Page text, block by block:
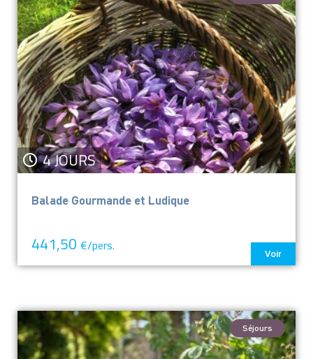
4 JOURS
Balade Gourmande et Ludique
441,50 €/pers.
Voir
Séjours